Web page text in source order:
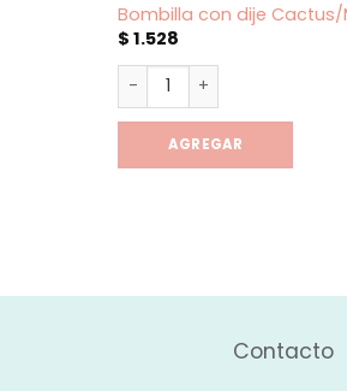
Bombilla con dije
$ 1.528
Bombilla con dije
AGREGAR
Contacto